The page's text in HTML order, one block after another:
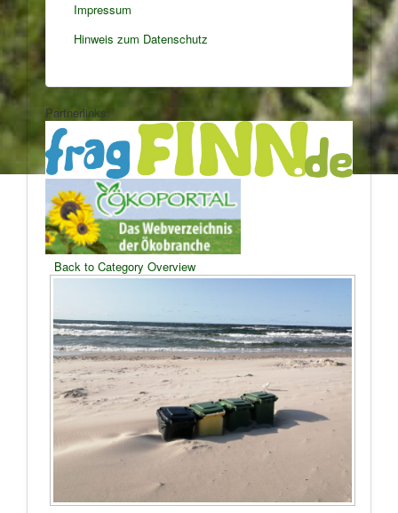
Impressum
Hinweis zum Datenschutz
Partnerlinks:
Back to Category Overview